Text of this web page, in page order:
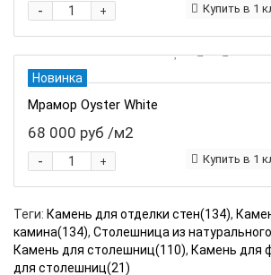
+
- Купить в 1
Новинка
Мрамор Oyster White
68 000 руб /м2
+
- Купить в 1
Теги: Камень для отделки стен(134),
камина(134), Столешница из
Камень для столешниц(110), Камень для
для столешниц(21)